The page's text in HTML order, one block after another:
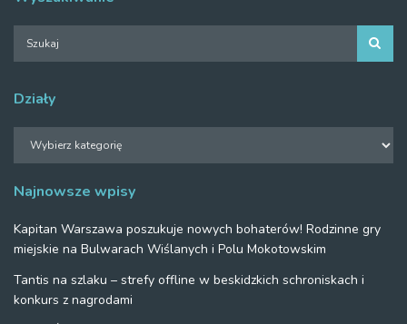
Działy
Najnowsze wpisy
Kapitan Warszawa poszukuje nowych bohaterów! Rodzinne gry
miejskie na Bulwarach Wiślanych i Polu Mokotowskim
Tantis na szlaku – strefy offline w beskidzkich schroniskach i
konkurs z nagrodami